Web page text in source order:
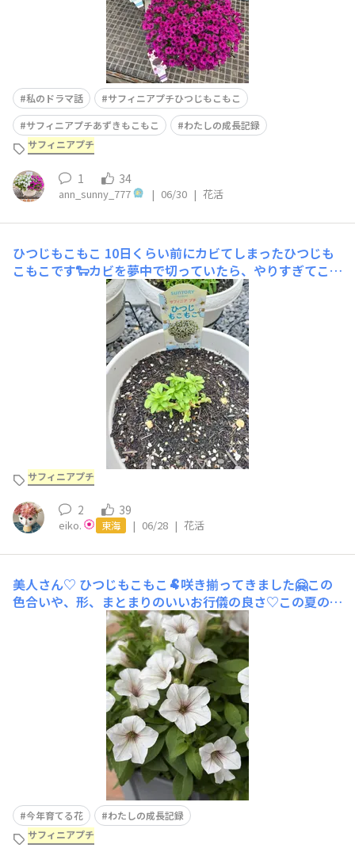
私のドラマ話
サフィニアプチひつじもこもこ
サフィニアプチあずきもこもこ
わたしの成長記録
サフィニアプチ
1 34
ann_sunny_777 | 06/30 | 花活
ひつじもこもこ 10日くらい前にカビてしまったひつじも
こもこです🐑カビを夢中で切っていたら、やりすぎてこん
な姿に…⚡️説明付けこのときは、もう絶対駄目だ…と落ち
込みましたが、少しずつ緑が増えてきました！葉っぱも綺
麗なので、このまま大きくなってくれると良いなぁーと思
サフィニアプチ
2 39
eiko. 東海 | 06/28 | 花活
美人さん♡ ひつじもこもこ🐏咲き揃ってきました🤗この
色合いや、形、まとまりのいいお行儀の良さ♡この夏のお
気に入りになりそう🤩
今年育てる花
わたしの成長記録
サフィニアプチ